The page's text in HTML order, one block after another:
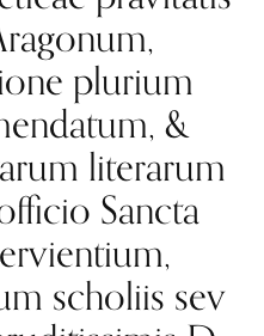
plurium
&
literarum
Sancta
scholiis sev